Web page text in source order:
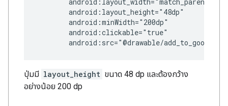
android:src="@drawable/
ปุ่มมี layout_height ขนาด 48 dp และต้องกว้าง
อย่างน้อย 200 dp